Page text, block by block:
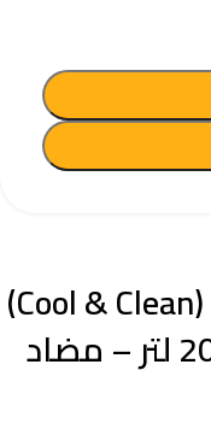
رمل قطط كول آند كلين (Cool & Clean)
برائحة بودرة الأطفال – 20 لتر – مضاد